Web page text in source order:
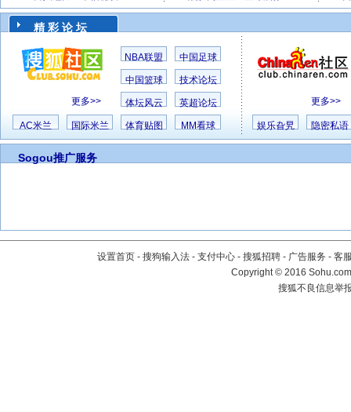
精 彩 论 坛
更多>>
NBA联盟 中国足球
中国篮球 技术论坛
体坛风云 英超论坛
AC米兰 国际米兰 体育贴图 MM看球
更多>>
娱乐旮旯 隐密私语
Sogou推广服务
设置首页 - 搜狗输入法 - 支付中心 - 搜狐招聘 - 广告服务 - 客
Copyright©2016
搜狐不良信息举